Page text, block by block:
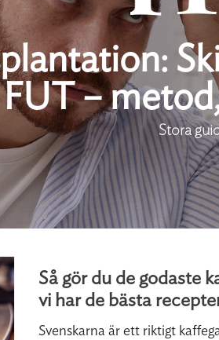
FUT –
Stora
Så gör du de godaste
vi har de bästa
Svenskarna är ett riktigt